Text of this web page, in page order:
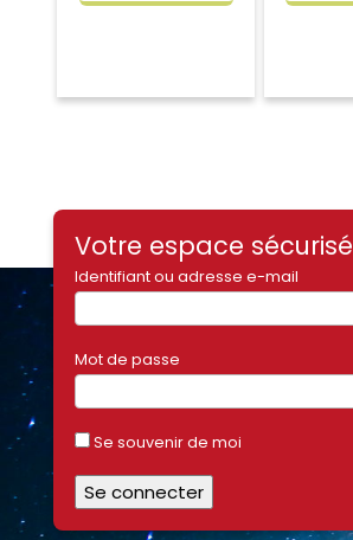
Votre espace sécurisé
Identifiant ou adresse e-mail
Mot de passe
Se souvenir de moi